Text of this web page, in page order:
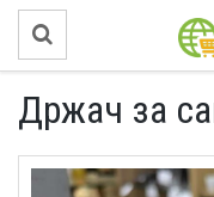
Држач за